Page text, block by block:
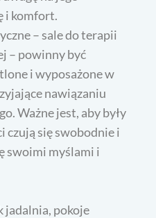
i komfort.
– sale do terapii
– powinny być
i wyposażone w
nawiązaniu
Ważne jest, aby były
czują się swobodnie i
swoimi myślami i
jadalnia, pokoje